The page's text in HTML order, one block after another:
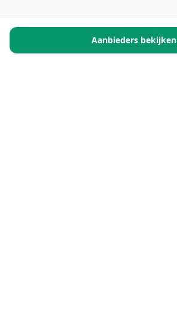
Aanbieders bekijken